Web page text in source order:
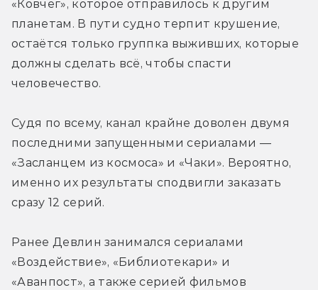
«Ковчег», которое отправилось к другим
планетам. В пути судно терпит крушение,
остаётся только группка выживших, которые
должны сделать всё, чтобы спасти
человечество.
Судя по всему, канал крайне доволен двумя
последними запущенными сериалами —
«Засланцем из космоса» и «Чаки». Вероятно,
именно их результаты сподвигли заказать
сразу 12 серий.
Ранее Девлин занимался сериалами
«Воздействие», «Библиотекари» и
«Аванпост», а также серией фильмов